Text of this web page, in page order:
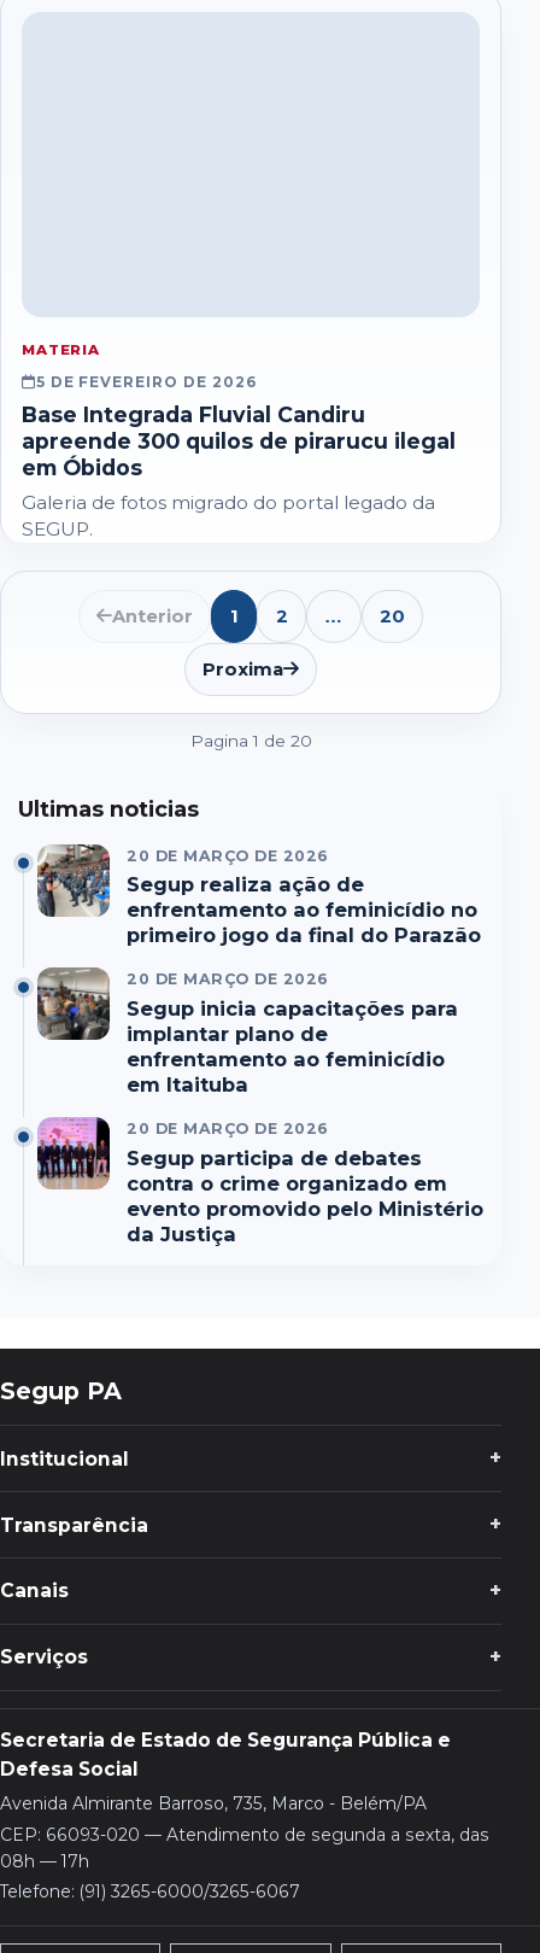
MATERIA
5 DE FEVEREIRO DE 2026
Base Integrada Fluvial Candiru
apreende 300 quilos de pirarucu ilegal
em Óbidos
Galeria de fotos migrado do portal legado da
SEGUP.
Anterior 1 2 …Abrir
lista
20
Proxima
Pagina 1 de 20
Ultimas noticias
20 DE MARÇO DE 2026
Segup realiza ação de
enfrentamento ao feminicídio no
primeiro jogo da final do Parazão
20 DE MARÇO DE 2026
Segup inicia capacitações para
implantar plano de
enfrentamento ao feminicídio
em Itaituba
20 DE MARÇO DE 2026
Segup participa de debates
contra o crime organizado em
evento promovido pelo Ministério
da Justiça
Segup PA
Institucional
Transparência
Canais
Serviços
Secretaria de Estado de Segurança Pública e
Defesa Social
Avenida Almirante Barroso, 735, Marco - Belém/PA
CEP: 66093-020 — Atendimento de segunda a sexta, das
08h — 17h
Telefone: (91) 3265-6000/3265-6067